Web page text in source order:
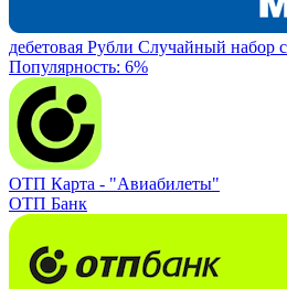
дебетовая Рубли Случайный набор
Популярность: 6%
ОТП Карта - "Авиабилеты"
ОТП Банк